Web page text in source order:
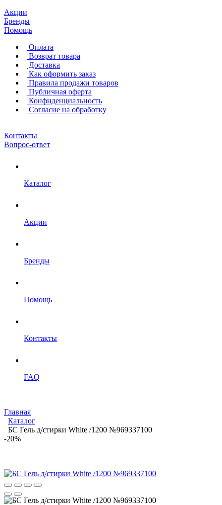
Акции
Бренды
Помощь
Оплата
Возврат товара
Доставка
Как оформить заказ
Правила продажи товаров
Публичная оферта
Конфиденциальность
Согласие на обработку
Контакты
Вопрос-ответ
Каталог
Акции
Бренды
Помощь
Контакты
FAQ
Главная
Каталог
БС Гель д/стирки White /1200 №969337100
-20%